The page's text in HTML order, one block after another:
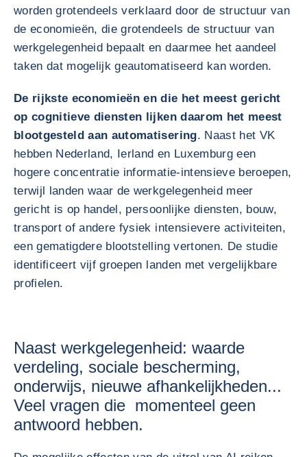
worden grotendeels verklaard door de structuur van
de economieën, die grotendeels de structuur van
werkgelegenheid bepaalt en daarmee het aandeel
taken dat mogelijk geautomatiseerd kan worden.
De rijkste economieën en die het meest gericht
op cognitieve diensten lijken daarom het meest
blootgesteld aan automatisering. Naast het VK
hebben Nederland, Ierland en Luxemburg een
hogere concentratie informatie-intensieve beroepen,
terwijl landen waar de werkgelegenheid meer
gericht is op handel, persoonlijke diensten, bouw,
transport of andere fysiek intensievere activiteiten,
een gematigdere blootstelling vertonen. De studie
identificeert vijf groepen landen met vergelijkbare
profielen.
Naast werkgelegenheid: waarde
verdeling, sociale bescherming,
onderwijs, nieuwe afhankelijkheden...
Veel vragen die momenteel geen
antwoord hebben.